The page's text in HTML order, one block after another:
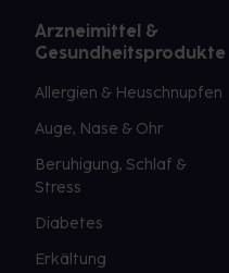
Arzneimittel &
Gesundheitsprodukte
Allergien & Heuschnupfen
Auge, Nase & Ohr
Beruhigung, Schlaf &
Stress
Diabetes
Erkältung